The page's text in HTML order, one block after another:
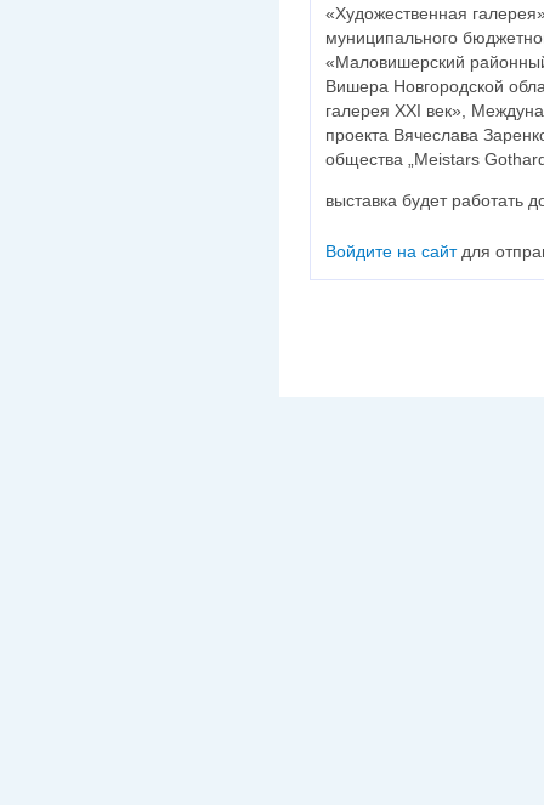
«Художественная
муниципального
«Маловишерский
Вишера Новгородской
галерея ХXI век»,
проекта Вячеслава
общества „Meistars
выставка будет работать
Войдите на сайтдля